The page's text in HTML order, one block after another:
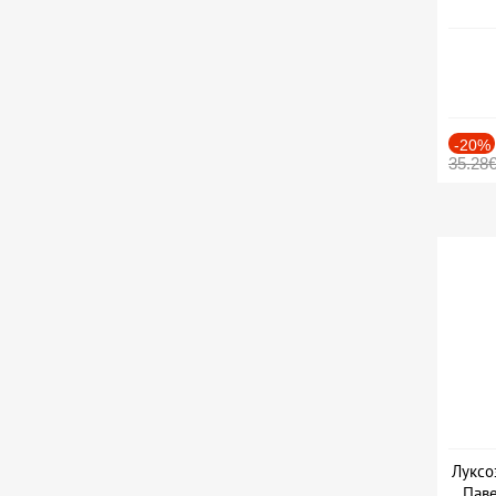
-20%
35.28€